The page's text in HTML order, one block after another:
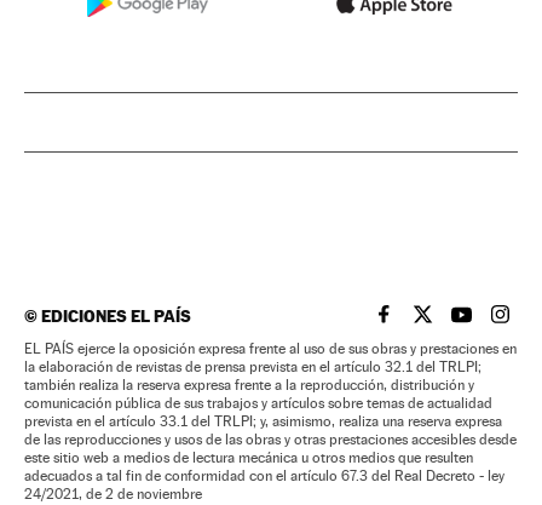
©EDICIONES EL PAÍS EL PAÍS BRASIL EN
EL PAÍSEL PAÍS
EL
EL PAÍS ejerce la oposición expresa frente al uso de sus obras y prestaciones en
la elaboración de revistas de prensa prevista en el artículo 32.1 del TRLPI;
también realiza la reserva expresa frente a la reproducción, distribución y
comunicación pública de sus trabajos y artículos sobre temas de actualidad
prevista en el artículo 33.1 del TRLPI; y, asimismo, realiza una reserva expresa
de las reproducciones y usos de las obras y otras prestaciones accesibles desde
este sitio web a medios de lectura mecánica u otros medios que resulten
adecuados a tal fin de conformidad con el artículo 67.3 del Real Decreto - ley
24/2021, de 2 de noviembre